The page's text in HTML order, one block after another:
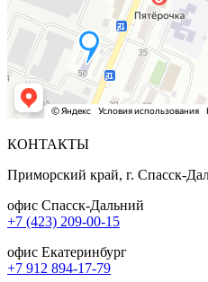
КОНТАКТЫ
Приморский край, г. Спасск-
офис Спасск-Дальний
+7 (423) 209-00-15
офис Екатеринбург
+7 912 894-17-79